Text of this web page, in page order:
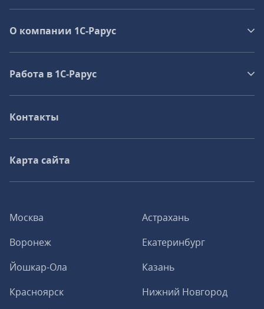
Москва
Астрахань
Воронеж
Екатеринбург
Йошкар-Ола
Казань
Красноярск
Нижний Новгород
О компании 1C-Рарус
Работа в 1С‑Рарус
Контакты
Карта сайта